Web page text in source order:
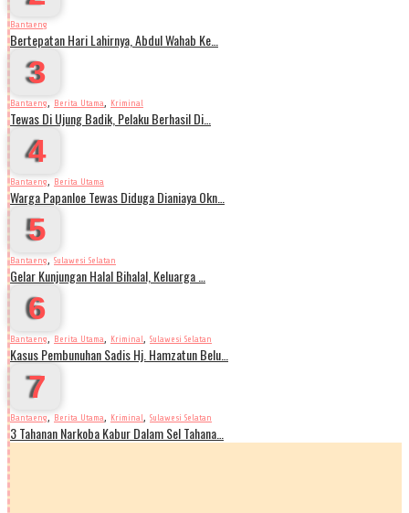
Bantaeng
Bertepatan Hari Lahirnya, Abdul Wahab Ke…
3
Bantaeng, Berita Utama, Kriminal
Tewas Di Ujung Badik, Pelaku Berhasil Di…
4
Bantaeng, Berita Utama
Warga Papanloe Tewas Diduga Dianiaya Okn…
5
Bantaeng, Sulawesi Selatan
Gelar Kunjungan Halal Bihalal, Keluarga …
6
Bantaeng, Berita Utama, Kriminal, Sulawesi Selatan
Kasus Pembunuhan Sadis Hj. Hamzatun Belu…
7
Bantaeng, Berita Utama, Kriminal, Sulawesi Selatan
3 Tahanan Narkoba Kabur Dalam Sel Tahana…